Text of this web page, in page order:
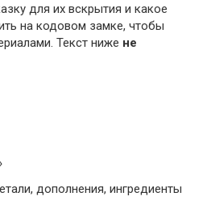
для их вскрытия и какое
на кодовом замке, чтобы
Текст ниже не
дополнения, ингредиенты